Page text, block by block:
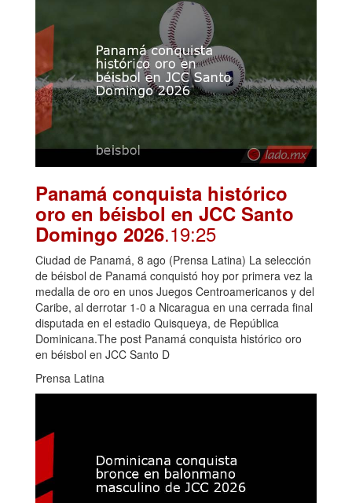
Panamá conquista histórico
oro en béisbol en JCC Santo
Domingo 2026.19:25
Ciudad de Panamá, 8 ago (Prensa Latina) La selección
de béisbol de Panamá conquistó hoy por primera vez la
medalla de oro en unos Juegos Centroamericanos y del
Caribe, al derrotar 1-0 a Nicaragua en una cerrada final
disputada en el estadio Quisqueya, de República
Dominicana.The post Panamá conquista histórico oro
en béisbol en JCC Santo D
Prensa Latina